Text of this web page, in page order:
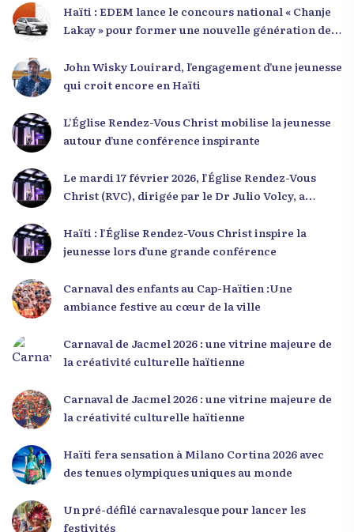
Haïti : EDEM lance le concours national « Chanje
Lakay » pour former une nouvelle génération de
John Wisky Louirard, l’engagement d’une jeunesse
qui croit encore en Haïti
L’Église Rendez-Vous Christ mobilise la jeunesse
autour d’une conférence inspirante
Le mardi 17 février 2026, l’Église Rendez-Vous
Christ (RVC), dirigée par le Dr Julio Volcy, a
dans ses locaux à Delmas 75 pour une conférence
placée sous le thème « Menm Ou Menm Tou ».
occasion unique de se rencontrer, d’échanger et
d’écouter des interventions motivantes centrées
citoyen. Des messages forts pour la jeunesse Lors
de sa première intervention, intitulée « Jenès la
croire en leur potentiel et à rejeter toute forme
de fatalisme. Il a particulièrement insisté sur
pouvons pas résoudre un problème avec la
mentalité qui l’a créé. » Il a encouragé la jeunesse
sur la discipline, l’excellence et la responsabilité.
Le révérend a également rappelé que la jeunesse
Haïti : l’Église Rendez-Vous Christ inspire la
jeunesse lors d’une grande conférence
Carnaval des enfants au Cap-Haïtien :Une
ambiance festive au cœur de la ville
Carnaval de Jacmel 2026 : une vitrine majeure de
la créativité culturelle haïtienne
Carnaval de Jacmel 2026 : une vitrine majeure de
la créativité culturelle haïtienne
Haïti fera sensation à Milano Cortina 2026 avec
des tenues olympiques uniques au monde
Un pré-défilé carnavalesque pour lancer les
festivités